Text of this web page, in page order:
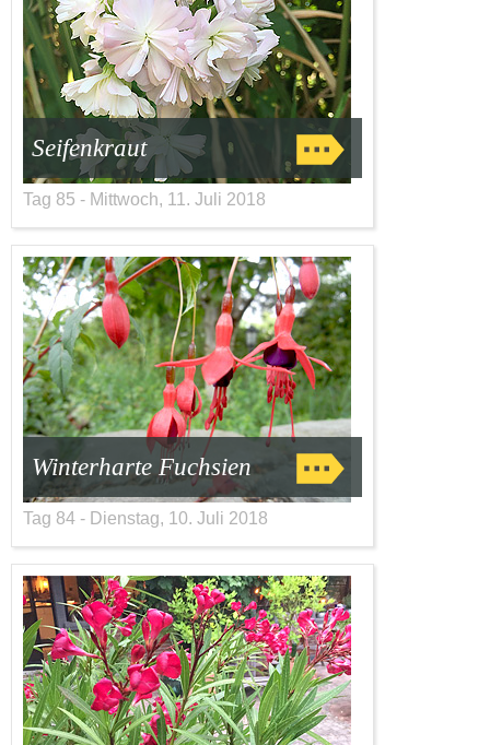
Seifenkraut
Tag 85 - Mittwoch, 11. Juli 2018
Winterharte Fuchsien
Tag 84 - Dienstag, 10. Juli 2018